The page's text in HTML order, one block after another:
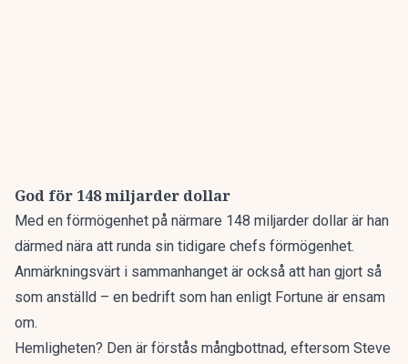
God för 148 miljarder dollar
Med en förmögenhet på närmare 148 miljarder dollar är han
därmed nära att runda sin tidigare chefs förmögenhet.
Anmärkningsvärt i sammanhanget är också att han gjort så
som anställd – en bedrift som han enligt Fortune är ensam
om.
Hemligheten? Den är förstås mångbottnad, eftersom Steve